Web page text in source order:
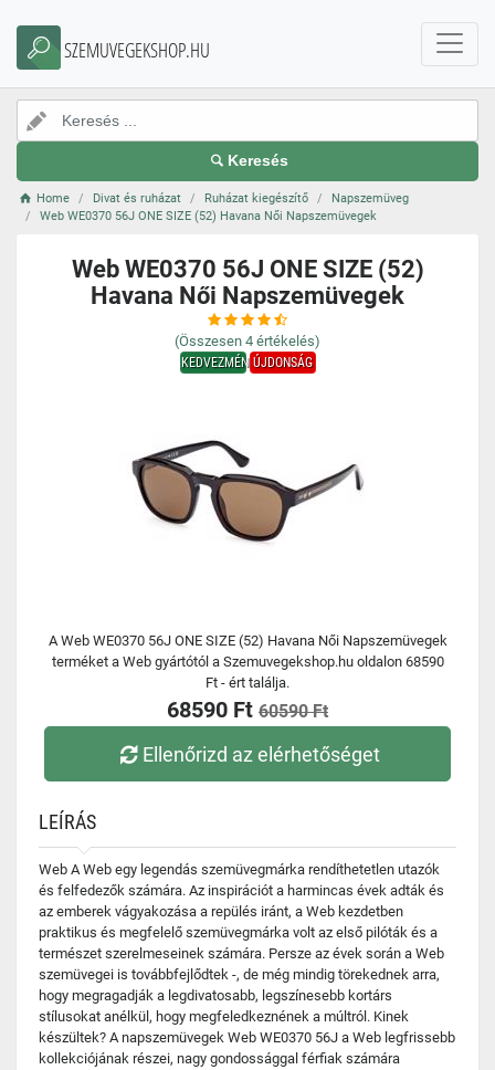
SZEMUVEGEKSHOP.HU
Keresés
Home Divat és ruházat Ruházat kiegészítő
Napszemüveg
Web WE0370 56J ONE SIZE (52) Havana Női Napszemüvegek
Web WE0370 56J ONE SIZE (52)
Havana Női Napszemüvegek
(Összesen 4 értékelés)
KEDVEZMÉNYÚJDONSÁG
A Web WE0370 56J ONE SIZE (52) Havana Női Napszemüvegek
terméket a Web gyártótól a Szemuvegekshop.hu oldalon 68590
Ft - ért találja.
68590 Ft 60590 Ft
Ellenőrizd az elérhetőséget
LEÍRÁS
Web A Web egy legendás szemüvegmárka rendíthetetlen utazók
és felfedezők számára. Az inspirációt a harmincas évek adták és
az emberek vágyakozása a repülés iránt, a Web kezdetben
praktikus és megfelelő szemüvegmárka volt az első pilóták és a
természet szerelmeseinek számára. Persze az évek során a Web
szemüvegei is továbbfejlődtek -, de még mindig törekednek arra,
hogy megragadják a legdivatosabb, legszínesebb kortárs
stílusokat anélkül, hogy megfeledkeznének a múltról. Kinek
készültek? A napszemüvegek Web WE0370 56J a Web legfrissebb
kollekciójának részei, nagy gondossággal férfiak számára